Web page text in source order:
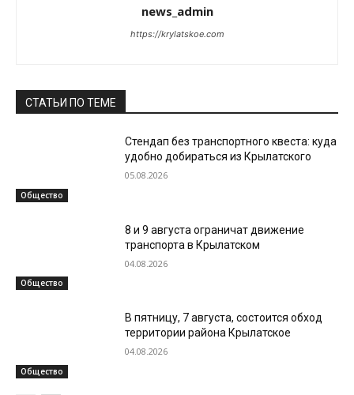
news_admin
https://krylatskoe.com
СТАТЬИ ПО ТЕМЕ
Общество
Стендап без транспортного квеста: куда
удобно добираться из Крылатского
05.08.2026
Общество
8 и 9 августа ограничат движение
транспорта в Крылатском
04.08.2026
Общество
В пятницу, 7 августа, состоится обход
территории района Крылатское
04.08.2026